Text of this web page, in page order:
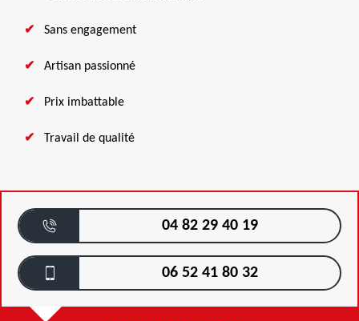
Sans engagement
Artisan passionné
Prix imbattable
Travail de qualité
04 82 29 40 19
06 52 41 80 32